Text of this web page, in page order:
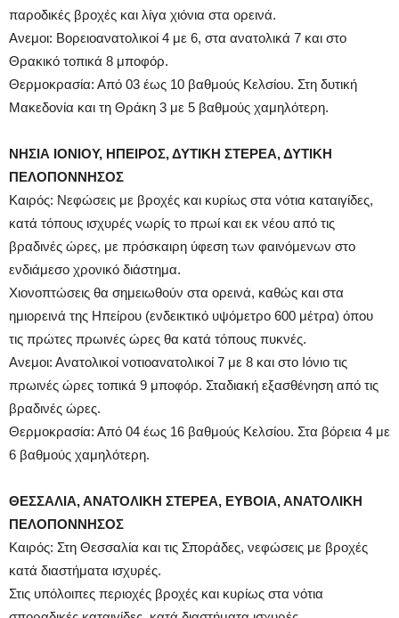
παροδικές βροχές και λίγα χιόνια στα ορεινά.
Ανεμοι: Βορειοανατολικοί 4 με 6, στα ανατολικά 7 και στο
Θρακικό τοπικά 8 μποφόρ.
Θερμοκρασία: Από 03 έως 10 βαθμούς Κελσίου. Στη δυτική
Μακεδονία και τη Θράκη 3 με 5 βαθμούς χαμηλότερη.
ΝΗΣΙΑ ΙΟΝΙΟΥ, ΗΠΕΙΡΟΣ, ΔΥΤΙΚΗ ΣΤΕΡΕΑ, ΔΥΤΙΚΗ
ΠΕΛΟΠΟΝΝΗΣΟΣ
Καιρός: Νεφώσεις με βροχές και κυρίως στα νότια καταιγίδες,
κατά τόπους ισχυρές νωρίς το πρωί και εκ νέου από τις
βραδινές ώρες, με πρόσκαιρη ύφεση των φαινόμενων στο
ενδιάμεσο χρονικό διάστημα.
Χιονοπτώσεις θα σημειωθούν στα ορεινά, καθώς και στα
ημιορεινά της Ηπείρου (ενδεικτικό υψόμετρο 600 μέτρα) όπου
τις πρώτες πρωινές ώρες θα κατά τόπους πυκνές.
Ανεμοι: Ανατολικοί νοτιοανατολικοί 7 με 8 και στο Ιόνιο τις
πρωινές ώρες τοπικά 9 μποφόρ. Σταδιακή εξασθένηση από τις
βραδινές ώρες.
Θερμοκρασία: Από 04 έως 16 βαθμούς Κελσίου. Στα βόρεια 4 με
6 βαθμούς χαμηλότερη.
ΘΕΣΣΑΛΙΑ, ΑΝΑΤΟΛΙΚΗ ΣΤΕΡΕΑ, ΕΥΒΟΙΑ, ΑΝΑΤΟΛΙΚΗ
ΠΕΛΟΠΟΝΝΗΣΟΣ
Καιρός: Στη Θεσσαλία και τις Σποράδες, νεφώσεις με βροχές
κατά διαστήματα ισχυρές.
Στις υπόλοιπες περιοχές βροχές και κυρίως στα νότια